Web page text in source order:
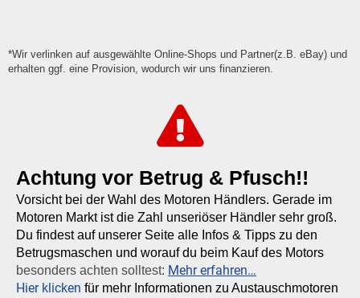
*Wir verlinken auf ausgewählte Online-Shops und Partner(z.B. eBay) und
erhalten ggf. eine Provision, wodurch wir uns finanzieren.
Achtung vor Betrug & Pfusch!!
Vorsicht bei der Wahl des Motoren Händlers. Gerade im
Motoren Markt ist die Zahl unseriöser Händler sehr groß.
Du findest auf unserer Seite alle Infos & Tipps zu den
Betrugsmaschen und worauf du beim Kauf des Motors
besonders achten solltest: Mehr erfahren…
Hier klicken für mehr Informationen zu Austauschmotoren